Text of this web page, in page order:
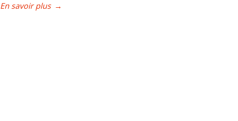
En savoir plus →